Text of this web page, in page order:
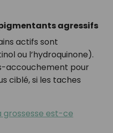
agressifs
actifs sont
ou l’hydroquinone).
accouchement pour
ciblé, si les taches
grossesse est-ce